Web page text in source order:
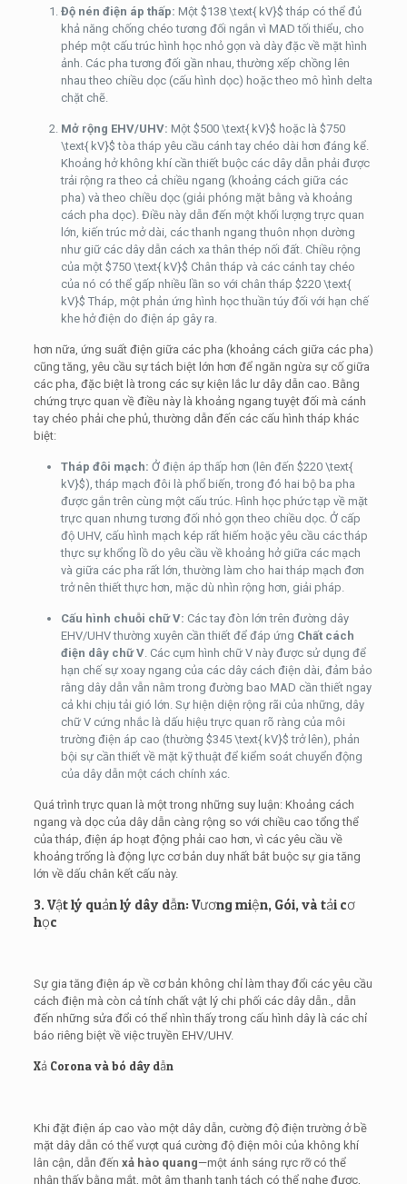
Độ nén điện áp thấp: Một $138 \text{ kV}$ tháp có thể đủ
khả năng chống chéo tương đối ngắn vì MAD tối thiểu, cho
phép một cấu trúc hình học nhỏ gọn và dày đặc về mặt hình
ảnh. Các pha tương đối gần nhau, thường xếp chồng lên
nhau theo chiều dọc (cấu hình dọc) hoặc theo mô hình delta
chặt chẽ.
Mở rộng EHV/UHV: Một $500 \text{ kV}$ hoặc là $750
\text{ kV}$ tòa tháp yêu cầu cánh tay chéo dài hơn đáng kể.
Khoảng hở không khí cần thiết buộc các dây dẫn phải được
trải rộng ra theo cả chiều ngang (khoảng cách giữa các
pha) và theo chiều dọc (giải phóng mặt bằng và khoảng
cách pha dọc). Điều này dẫn đến một khối lượng trực quan
lớn, kiến trúc mở dài, các thanh ngang thuôn nhọn dường
như giữ các dây dẫn cách xa thân thép nối đất. Chiều rộng
của một $750 \text{ kV}$ Chân tháp và các cánh tay chéo
của nó có thể gấp nhiều lần so với chân tháp $220 \text{
kV}$ Tháp, một phản ứng hình học thuần túy đối với hạn chế
khe hở điện do điện áp gây ra.
hơn nữa, ứng suất điện giữa các pha (khoảng cách giữa các pha)
cũng tăng, yêu cầu sự tách biệt lớn hơn để ngăn ngừa sự cố giữa
các pha, đặc biệt là trong các sự kiện lắc lư dây dẫn cao. Bằng
chứng trực quan về điều này là khoảng ngang tuyệt đối mà cánh
tay chéo phải che phủ, thường dẫn đến các cấu hình tháp khác
biệt:
Tháp đôi mạch: Ở điện áp thấp hơn (lên đến $220 \text{
kV}$), tháp mạch đôi là phổ biến, trong đó hai bộ ba pha
được gắn trên cùng một cấu trúc. Hình học phức tạp về mặt
trực quan nhưng tương đối nhỏ gọn theo chiều dọc. Ở cấp
độ UHV, cấu hình mạch kép rất hiếm hoặc yêu cầu các tháp
thực sự khổng lồ do yêu cầu về khoảng hở giữa các mạch
và giữa các pha rất lớn, thường làm cho hai tháp mạch đơn
trở nên thiết thực hơn, mặc dù nhìn rộng hơn, giải pháp.
Cấu hình chuỗi chữ V: Các tay đòn lớn trên đường dây
EHV/UHV thường xuyên cần thiết để đáp ứng Chất cách
điện dây chữ V. Các cụm hình chữ V này được sử dụng để
hạn chế sự xoay ngang của các dây cách điện dài, đảm bảo
rằng dây dẫn vẫn nằm trong đường bao MAD cần thiết ngay
cả khi chịu tải gió lớn. Sự hiện diện rộng rãi của những, dây
chữ V cứng nhắc là dấu hiệu trực quan rõ ràng của môi
trường điện áp cao (thường $345 \text{ kV}$ trở lên), phản
bội sự cần thiết về mặt kỹ thuật để kiểm soát chuyển động
của dây dẫn một cách chính xác.
Quá trình trực quan là một trong những suy luận: Khoảng cách
ngang và dọc của dây dẫn càng rộng so với chiều cao tổng thể
của tháp, điện áp hoạt động phải cao hơn, vì các yêu cầu về
khoảng trống là động lực cơ bản duy nhất bắt buộc sự gia tăng
lớn về dấu chân kết cấu này.
3. Vật lý quản lý dây dẫn: Vương miện, Gói, và tải cơ
học
Sự gia tăng điện áp về cơ bản không chỉ làm thay đổi các yêu cầu
cách điện mà còn cả tính chất vật lý chi phối các dây dẫn., dẫn
đến những sửa đổi có thể nhìn thấy trong cấu hình dây là các chỉ
báo riêng biệt về việc truyền EHV/UHV.
Xả Corona và bó dây dẫn
Khi đặt điện áp cao vào một dây dẫn, cường độ điện trường ở bề
mặt dây dẫn có thể vượt quá cường độ điện môi của không khí
lân cận, dẫn đến xả hào quang—một ánh sáng rực rỡ có thể
nhận thấy bằng mắt, một âm thanh tanh tách có thể nghe được,